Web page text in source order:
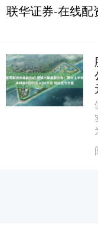
联华证券-在线